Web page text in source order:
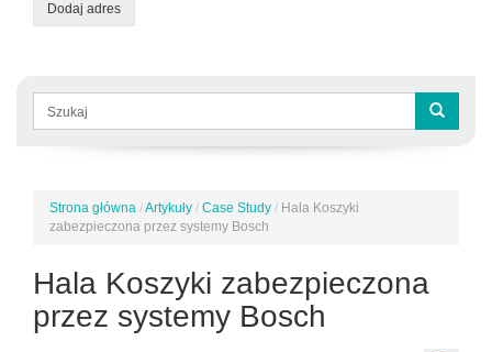
Dodaj adres
Formularz
wyszukiwania
Jesteś
tutaj
Strona główna /Artykuły / Case Study / Hala Koszyki
zabezpieczona przez systemy Bosch
Hala Koszyki zabezpieczona
przez systemy Bosch